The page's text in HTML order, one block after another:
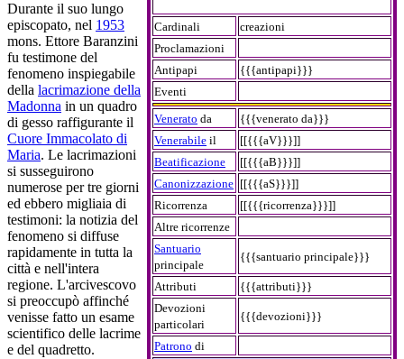
Cardinali
creazioni
Proclamazioni
Antipapi
{{{antipapi}}}
Eventi
Venerato da
{{{venerato da}}}
Venerabile il
[[{{{aV}}}]]
Beatificazione
[[{{{aB}}}]]
Canonizzazione [[{{{aS}}}]]
Ricorrenza
[[{{{ricorrenza}}}]]
Altre ricorrenze
Santuario
principale
{{{santuario principale}}}
Attributi
{{{attributi}}}
Devozioni
particolari
{{{devozioni}}}
Patrono di
Durante il suo lungo
episcopato, nel 1953
mons. Ettore Baranzini
fu testimone del
fenomeno inspiegabile
della lacrimazione della
Madonna in un quadro
di gesso raffigurante il
Cuore Immacolato di
Maria. Le lacrimazioni
si susseguirono
numerose per tre giorni
ed ebbero migliaia di
testimoni: la notizia del
fenomeno si diffuse
rapidamente in tutta la
città e nell'intera
regione. L'arcivescovo
si preoccupò affinché
venisse fatto un esame
scientifico delle lacrime
e del quadretto.